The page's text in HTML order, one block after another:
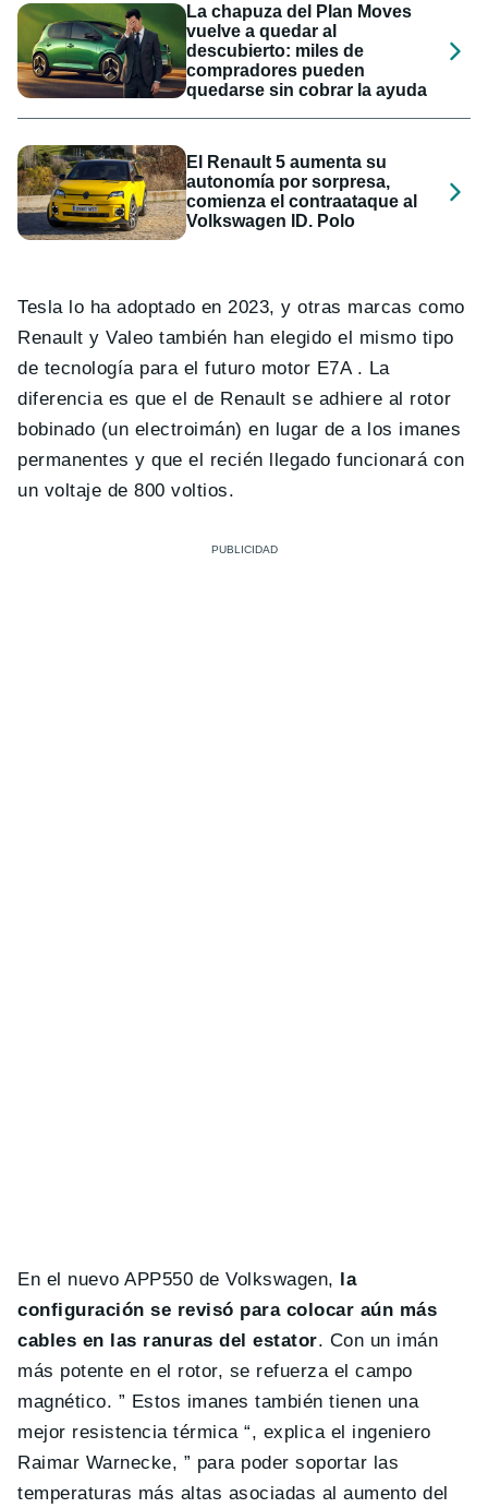
La chapuza del Plan Moves
vuelve a quedar al
descubierto: miles de
compradores pueden
quedarse sin cobrar la ayuda
El Renault 5 aumenta su
autonomía por sorpresa,
comienza el contraataque al
Volkswagen ID. Polo
Tesla lo ha adoptado en 2023, y otras marcas como
Renault y Valeo también han elegido el mismo tipo
de tecnología para el futuro motor E7A . La
diferencia es que el de Renault se adhiere al rotor
bobinado (un electroimán) en lugar de a los imanes
permanentes y que el recién llegado funcionará con
un voltaje de 800 voltios.
En el nuevo APP550 de Volkswagen, la
configuración se revisó para colocar aún más
cables en las ranuras del estator. Con un imán
más potente en el rotor, se refuerza el campo
magnético. ” Estos imanes también tienen una
mejor resistencia térmica “, explica el ingeniero
Raimar Warnecke, ” para poder soportar las
temperaturas más altas asociadas al aumento del